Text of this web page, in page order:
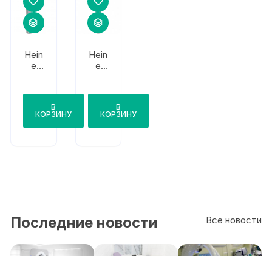
Hein
e
В
КОРЗИНУ
Hein
e
В
КОРЗИНУ
Все новости
Последние новости